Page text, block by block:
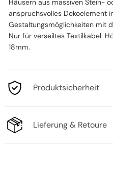
Häusern aus massiven Stein-
anspruchsvolles Dekoelement
Gestaltungsmöglichkeiten mit
Nur für verseiltes Textilkabel.
18mm.
Produktsicherheit
Lieferung & Retoure